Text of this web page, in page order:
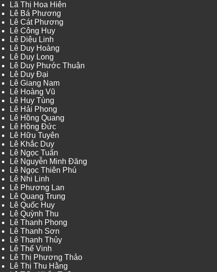
Lã Thị Hoa Hiên
Lê Bá Phương
Lê Cát Phương
Lê Công Huy
Lê Diệu Linh
Lê Duy Hoàng
Lê Duy Long
Lê Duy Phước Thuận
Lê Duy Đại
Lê Giang Nam
Lê Hoàng Vũ
Lê Huy Tùng
Lê Hải Phong
Lê Hồng Quang
Lê Hồng Đức
Lê Hữu Tuyên
Lê Khắc Duy
Lê Ngọc Tuấn
Lê Nguyễn Minh Đăng
Lê Ngọc Thiên Phú
Lê Nhi Linh
Lê Phương Lan
Lê Quang Trung
Lê Quốc Huy
Lê Quỳnh Thu
Lê Thanh Phong
Lê Thanh Sơn
Lê Thanh Thủy
Lê Thế Vinh
Lê Thị Phương Thảo
Lê Thị Thu Hằng